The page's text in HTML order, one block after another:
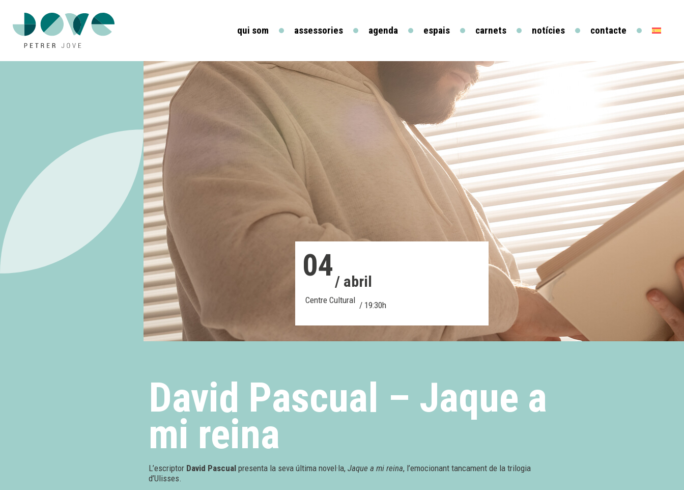
qui som assessories agenda espais carnets notícies contacte
04/ abril
Centre Cultural / 19:30h
David Pascual – Jaque a
mi reina
L’escriptor David Pascual presenta la seva última novel·la,Jaque a mi reina, l’emocionant tancament de la trilogia
d’Ulisses.